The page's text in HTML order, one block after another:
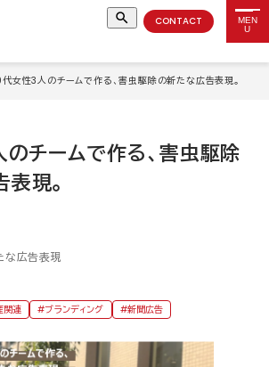
MEN
U
CONTACT
女性3人のチームで作る、害虫駆除の新たな広告表現。
のチームで作る、害虫駆除
現。
な広告表現
関連 ブランディング 新聞広告